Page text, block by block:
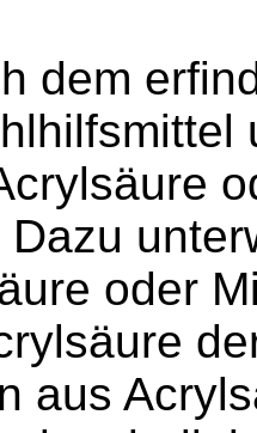
dem
oder
aus